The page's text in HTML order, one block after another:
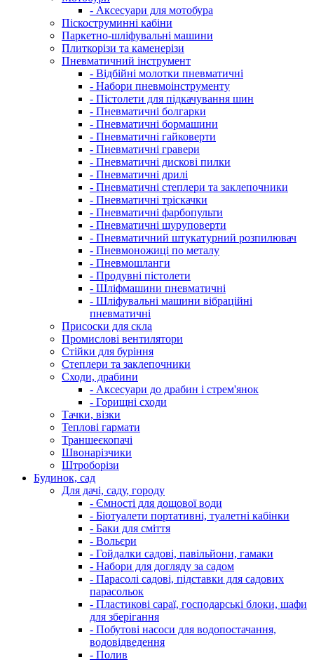
- Аксесуари для мотобура
Піскоструминні кабіни
Паркетно-шліфувальні машини
Плиткорізи та каменерізи
Пневматичний інструмент
- Відбійні молотки пневматичні
- Набори пневмоінструменту
- Пістолети для підкачування шин
- Пневматичні болгарки
- Пневматичні бормашини
- Пневматичні гайковерти
- Пневматичні гравери
- Пневматичні дискові пилки
- Пневматичні дрилі
- Пневматичні степлери та заклепочники
- Пневматичні тріскачки
- Пневматичні фарбопульти
- Пневматичні шуруповерти
- Пневматичний штукатурний розпилювач
- Пневмоножиці по металу
- Пневмошланги
- Продувні пістолети
- Шліфмашини пневматичні
- Шліфувальні машини вібраційні
пневматичні
Присоски для скла
Промислові вентилятори
Стійки для буріння
Степлери та заклепочники
Сходи, драбини
- Аксесуари до драбин і стрем'янок
- Горищні сходи
Тачки, візки
Теплові гармати
Траншеєкопачі
Швонарізчики
Штроборізи
Будинок, сад
Для дачі, саду, городу
- Ємності для дощової води
- Біотуалети портативні, туалетні кабінки
- Баки для сміття
- Вольєри
- Гойдалки садові, павільйони, гамаки
- Набори для догляду за садом
- Парасолі садові, підставки для садових
парасольок
- Пластикові сараї, господарські блоки, шафи
для зберігання
- Побутові насоси для водопостачання,
водовідведення
- Полив